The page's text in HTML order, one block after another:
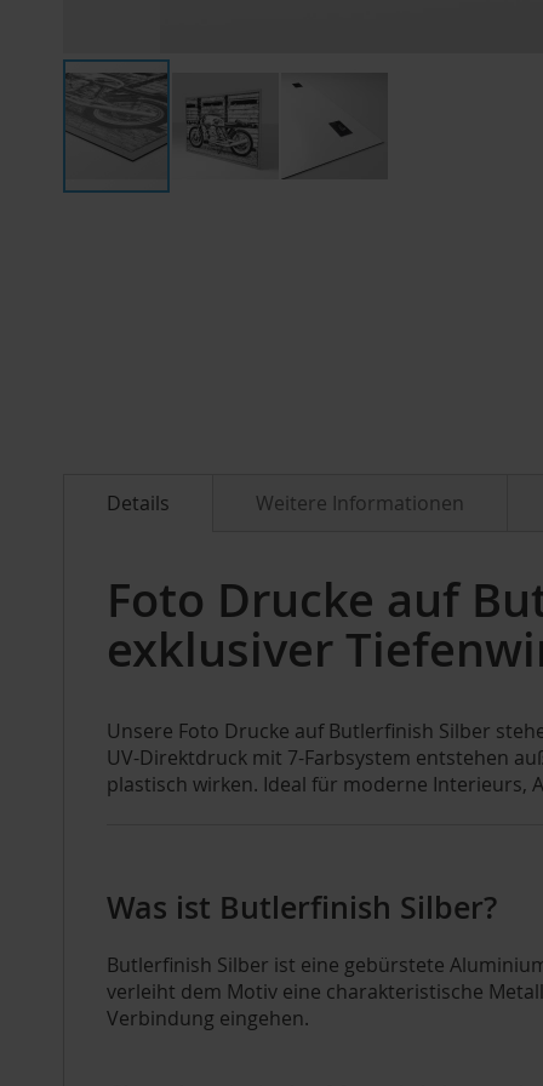
Details
Foto Drucke auf
exklusiver
Unsere Foto Drucke auf Butlerfinish Silber
UV-Direktdruck mit 7-Farbsystem entstehen
plastisch wirken. Ideal für moderne Interieurs,
Was ist Butlerfinish Silber?
Butlerfinish Silber ist eine gebürstete
verleiht dem Motiv eine charakteristische
Verbindung eingehen.
Weitere Informationen